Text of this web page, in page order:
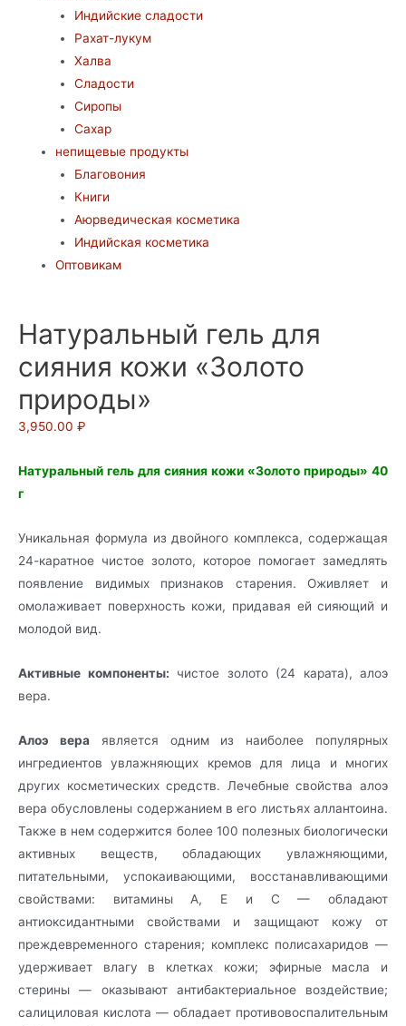
Индийские сладости
Рахат-лукум
Халва
Сладости
Сиропы
Сахар
непищевые продукты
Благовония
Книги
Аюрведическая косметика
Индийская косметика
Оптовикам
Натуральный гель для
сияния кожи «Золото
природы»
3,950.00 ₽
Натуральный гель для сияния кожи «Золото природы» 40
г
Уникальная формула из двойного комплекса, содержащая
24-каратное чистое золото, которое помогает замедлять
появление видимых признаков старения. Оживляет и
омолаживает поверхность кожи, придавая ей сияющий и
молодой вид.
Активные компоненты: чистое золото (24 карата), алоэ
вера.
Алоэ вераявляется одним из наиболее популярных
ингредиентов увлажняющих кремов для лица и многих
других косметических средств. Лечебные свойства алоэ
вера обусловлены содержанием в его листьях аллантоина.
Также в нем содержится более 100 полезных биологически
активных веществ, обладающих увлажняющими,
питательными, успокаивающими, восстанавливающими
свойствами: витамины A, Е и С — обладают
антиоксидантными свойствами и защищают кожу от
преждевременного старения; комплекс полисахаридов —
удерживает влагу в клетках кожи; эфирные масла и
стерины — оказывают антибактериальное воздействие;
салициловая кислота — обладает противовоспалительным